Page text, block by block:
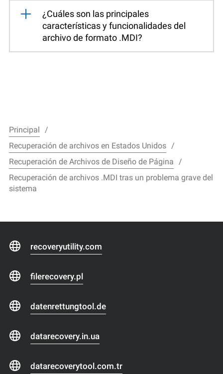
¿Cuáles son las principales
características y funcionalidades del
archivo de formato .MDI?
Principal
Recuperación de archivos en Estados Unidos
Recuperación de Archivos de Diseño de Página
Recuperación de archivos .MDI tras un problema grave del
sistema
recoveryutility.com
filerecovery.pl
datenrettungtool.de
datarecovery.in.ua
datarecoverytool.com.tr